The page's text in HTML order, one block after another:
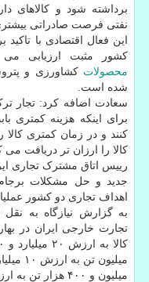
برداشته شود و کالاهای
نفتی فرصت صادراتی
این فعال اقتصادی با
کشور مثبت ارزیابی
محصولات کشاورزی و
شده است.
سعادت اضافه کرد: تجار ترک
برای اینکه هزینه
کنند و در زمان کمتری کالا
کالا را ارزان تر دریافت می
رییس اتاق مشترک تجاری
جدید و حل مشکلات
اهداف تجاری دو کشور
به گزارش نیازگاه به نقل